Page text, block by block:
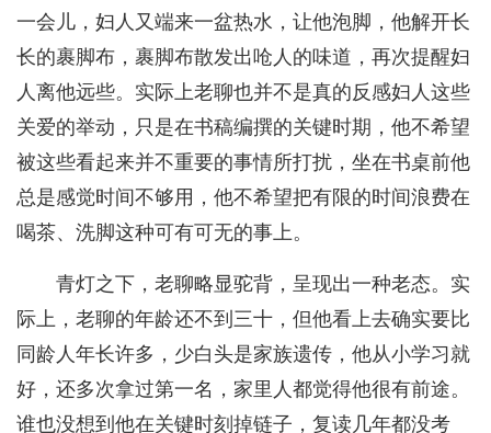
一会儿，妇人又端来一盆热水，让他泡脚，他解开长
长的裹脚布，裹脚布散发出呛人的味道，再次提醒妇
人离他远些。实际上老聊也并不是真的反感妇人这些
关爱的举动，只是在书稿编撰的关键时期，他不希望
被这些看起来并不重要的事情所打扰，坐在书桌前他
总是感觉时间不够用，他不希望把有限的时间浪费在
喝茶、洗脚这种可有可无的事上。
青灯之下，老聊略显驼背，呈现出一种老态。实
际上，老聊的年龄还不到三十，但他看上去确实要比
同龄人年长许多，少白头是家族遗传，他从小学习就
好，还多次拿过第一名，家里人都觉得他很有前途。
谁也没想到他在关键时刻掉链子，复读几年都没考